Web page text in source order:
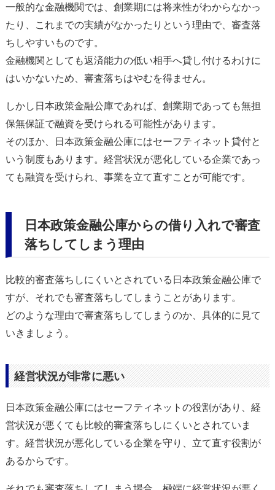
一般的な金融機関では、創業期には将来性がわからなかっ
たり、これまでの実績がなかったりという理由で、審査落
ちしやすいものです。
金融機関としても返済能力の低い相手へ貸し付けるわけに
はいかないため、審査落ちはやむを得ません。
しかし日本政策金融公庫であれば、創業期であっても無担
保無保証で融資を受けられる可能性があります。
そのほか、日本政策金融公庫にはセーフティネット貸付と
いう制度もあります。経営状況が悪化している企業であっ
ても融資を受けられ、事業を立て直すことが可能です。
日本政策金融公庫からの借り入れで審査
落ちしてしまう理由
比較的審査落ちしにくいとされている日本政策金融公庫で
すが、それでも審査落ちしてしまうことがあります。
どのような理由で審査落ちしてしまうのか、具体的に見て
いきましょう。
経営状況が非常に悪い
日本政策金融公庫にはセーフティネットの役割があり、経
営状況が悪くても比較的審査落ちしにくいとされていま
す。経営状況が悪化している企業を守り、立て直す役割が
あるからです。